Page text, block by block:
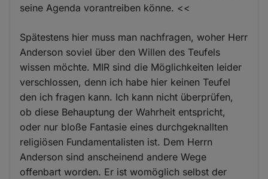
seine Agenda vorantreiben könne. <<
Spätestens hier muss man nachfragen, woher Herr
Anderson soviel über den Willen des Teufels
wissen möchte. MIR sind die Möglichkeiten leider
verschlossen, denn ich habe hier keinen Teufel
den ich fragen kann. Ich kann nicht überprüfen,
ob diese Behauptung der Wahrheit entspricht,
oder nur bloße Fantasie eines durchgeknallten
religiösen Fundamentalisten ist. Dem Herrn
Anderson sind anscheinend andere Wege
offenbart worden. Er ist womöglich selbst der